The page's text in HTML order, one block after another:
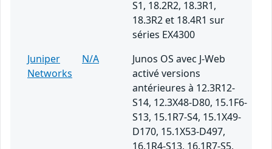
S1, 18.2R2, 18.3R1,
18.3R2 et 18.4R1 sur
séries EX4300
Juniper
Networks
N/A
Junos OS avec J-Web
activé versions
antérieures à 12.3R12-
S14, 12.3X48-D80, 15.1F6-
S13, 15.1R7-S4, 15.1X49-
D170, 15.1X53-D497,
16.1R4-S13, 16.1R7-S5,